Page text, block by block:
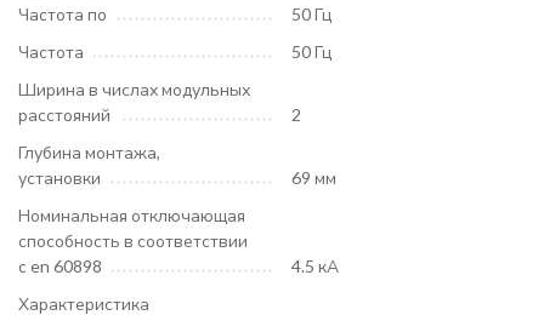
Частота по
50 Гц
Частота
50 Гц
Ширина в числах модульных
расстояний
2
Глубина монтажа,
установки
69 мм
Номинальная отключающая
способность в соответствии
с en 60898
4.5 кА
Характеристика